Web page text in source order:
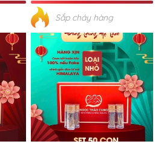
Sắp cháy hàng